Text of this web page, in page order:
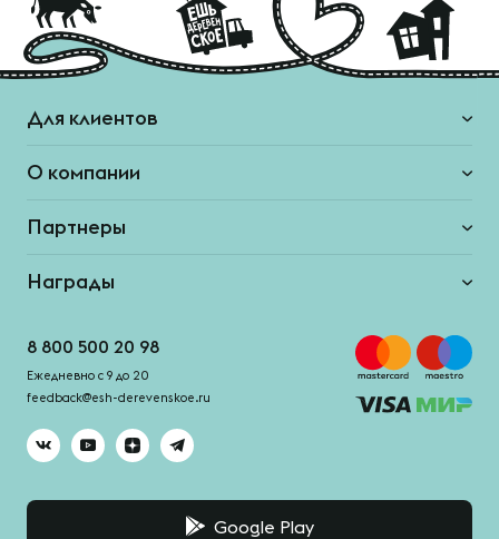
Для клиентов
О компании
Партнеры
Награды
8 800 500 20 98
Ежедневно с 9 до 20
feedback@esh-derevenskoe.ru
Google Play